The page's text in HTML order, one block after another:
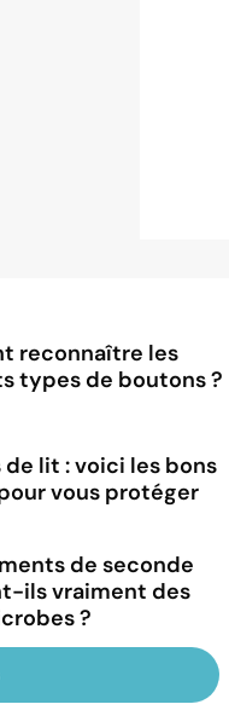
reconnaître les
types de boutons ?
de lit : voici les bons
vous protéger
de seconde
ils vraiment des
?